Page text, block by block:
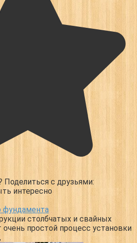
Поделиться с друзьями:
интересно
фундамента
столбчатых и свайных
простой процесс установки